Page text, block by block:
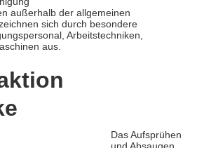
außerhalb der allgemeinen
sich durch besondere
Arbeitstechniken,
aus.
Das Aufsprühen